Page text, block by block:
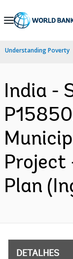
Skip
Navigation
Understanding Poverty
India -
Project
Plan
DETALHES